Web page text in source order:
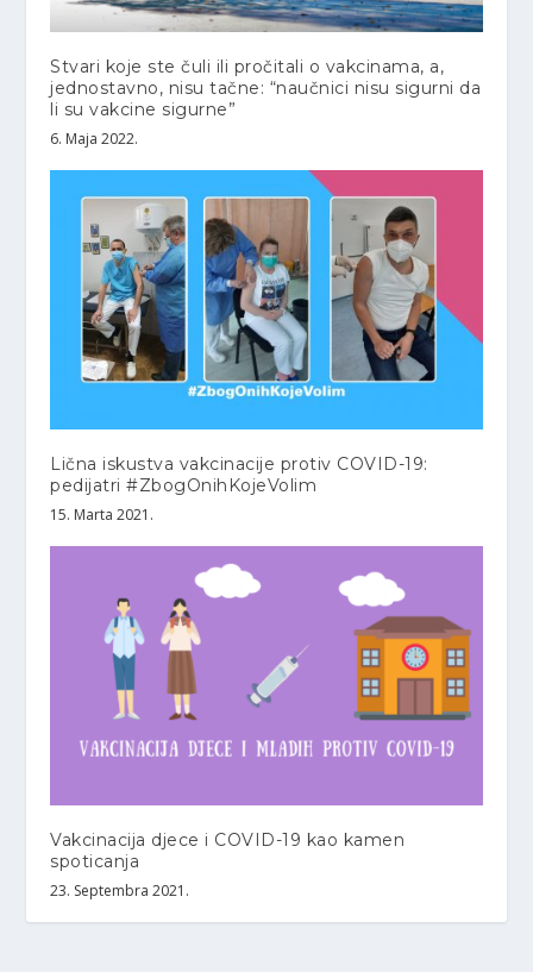
Stvari koje ste čuli ili pročitali o vakcinama, a,
jednostavno, nisu tačne: “naučnici nisu sigurni da
li su vakcine sigurne”
6. Maja 2022.
Lična iskustva vakcinacije protiv COVID-19:
pedijatri #ZbogOnihKojeVolim
15. Marta 2021.
Vakcinacija djece i COVID-19 kao kamen
spoticanja
23. Septembra 2021.